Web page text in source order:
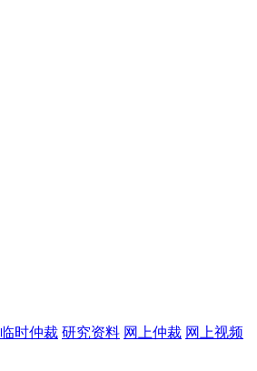
临时仲裁 研究资料 网上仲裁 网上视频